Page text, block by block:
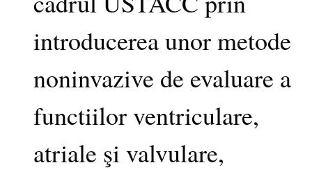
introducerea unor metode
noninvazive de evaluare a
functiilor ventriculare,
atriale şi valvulare,